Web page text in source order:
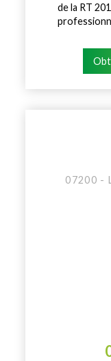
de la RT
07200 -